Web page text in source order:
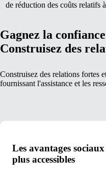
de réduction des coûts relatifs
Gagnez la
Construisez des
Construisez des relations fortes
fournissant l'assistance et les
Les avantages
plus accessibles